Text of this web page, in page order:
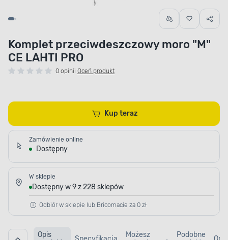
Komplet przeciwdeszczowy moro "M"
CE LAHTI PRO
0 opinii Oceń produkt
Kup teraz
Zamówienie online
Dostępny
W sklepie
Dostępny w 9 z 228 sklepów
Odbiór w sklepie lub Bricomacie za 0 zł
Opis
Możesz
Podobne